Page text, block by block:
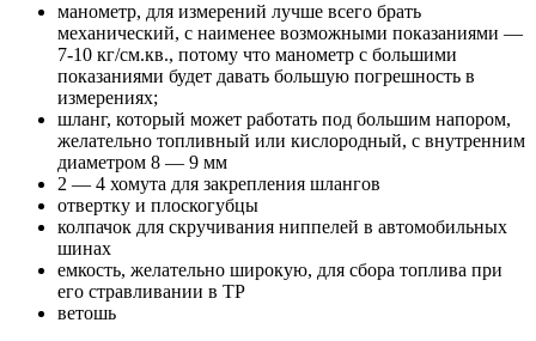
манометр, для измерений лучше всего брать
механический, с наименее возможными показаниями —
7-10 кг/см.кв., потому что манометр с большими
показаниями будет давать большую погрешность в
измерениях;
шланг, который может работать под большим напором,
желательно топливный или кислородный, с внутренним
диаметром 8 — 9 мм
2 — 4 хомута для закрепления шлангов
отвертку и плоскогубцы
колпачок для скручивания ниппелей в автомобильных
шинах
емкость, желательно широкую, для сбора топлива при
его стравливании в ТР
ветошь